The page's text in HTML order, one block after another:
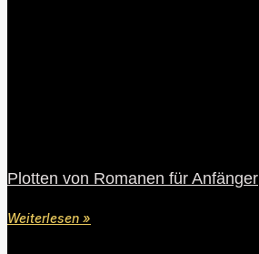
Plotten von Romanen für Anfänger
Weiterlesen »